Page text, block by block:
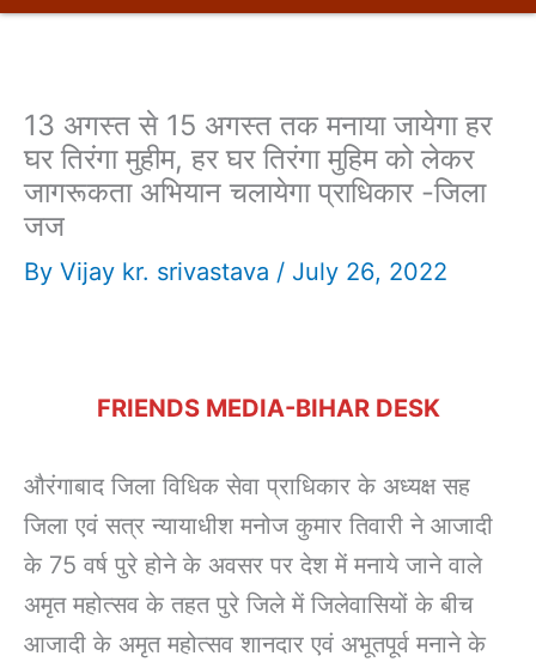
r
13 अगस्त से 15 अगस्त तक मनाया जायेगा हर
घर तिरंगा मुहीम, हर घर तिरंगा मुहिम को लेकर
जागरूकता अभियान चलायेगा प्राधिकार -जिला
जज
By Vijay kr. srivastava / July 26, 2022
FRIENDS MEDIA-BIHAR DESK
औरंगाबाद जिला विधिक सेवा प्राधिकार के अध्यक्ष सह
जिला एवं सत्र न्यायाधीश मनोज कुमार तिवारी ने आजादी
के 75 वर्ष पुरे होने के अवसर पर देश में मनाये जाने वाले
अमृत महोत्सव के तहत पुरे जिले में जिलेवासियों के बीच
आजादी के अमृत महोत्सव शानदार एवं अभूतपूर्व मनाने के